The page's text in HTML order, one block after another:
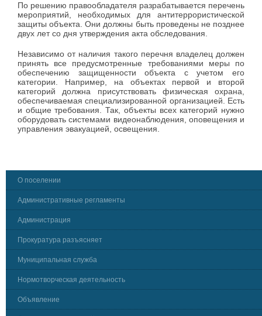
По решению правообладателя разрабатывается перечень
мероприятий, необходимых для антитеррористической
защиты объекта. Они должны быть проведены не позднее
двух лет со дня утверждения акта обследования.
Независимо от наличия такого перечня владелец должен
принять все предусмотренные требованиями меры по
обеспечению защищенности объекта с учетом его
категории. Например, на объектах первой и второй
категорий должна присутствовать физическая охрана,
обеспечиваемая специализированной организацией. Есть
и общие требования. Так, объекты всех категорий нужно
оборудовать системами видеонаблюдения, оповещения и
управления эвакуацией, освещения.
О поселении
Административные регламенты
Администрация
Прокуратура разъясняет
Муниципальная служба
Нормотворческая деятельность
Объявление